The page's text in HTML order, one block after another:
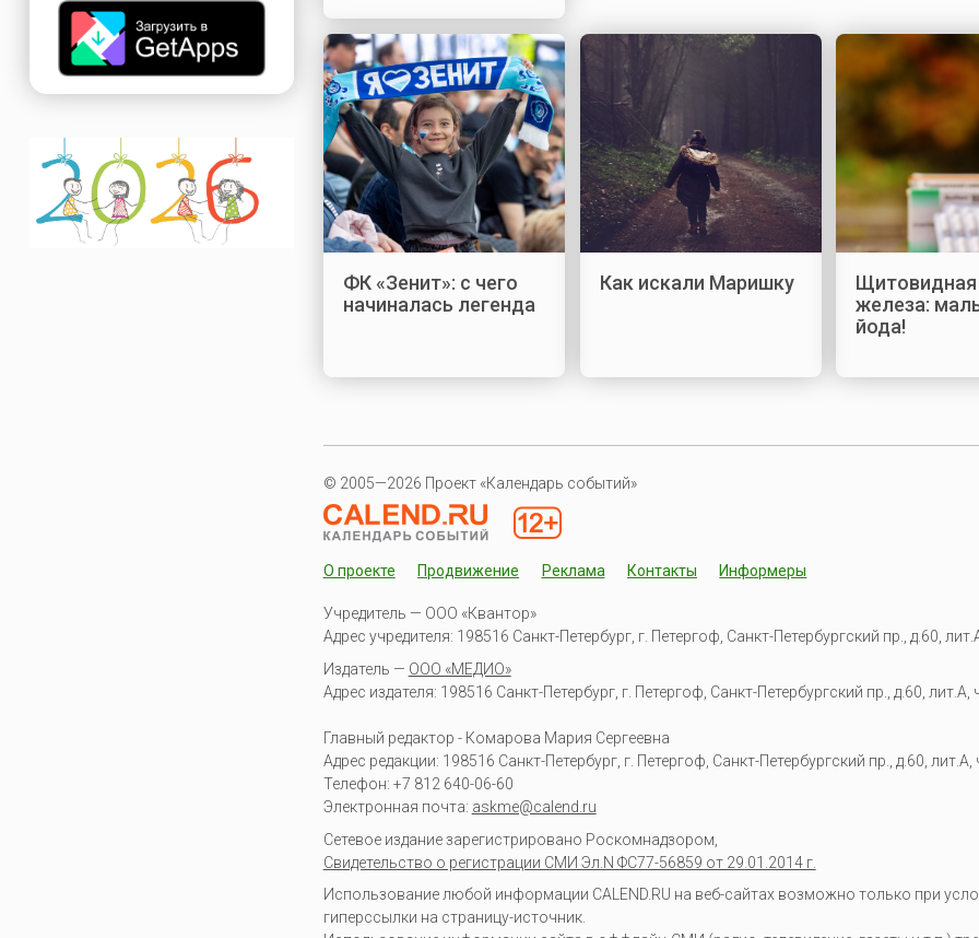
ФК «Зенит»: с чего
начиналась легенда
Как искали Маришку
Щитовидная
железа:
йода!
© 2005—2026 Проект «Календарь событий»
О проекте Продвижение Реклама Контакты Информеры
Учредитель — ООО «Квантор»
Адрес учредителя: 198516 Санкт-Петербург, г. Петергоф, Санкт-Петербургский пр., д.60,
Издатель — ООО «МЕДИО»
Адрес издателя: 198516 Санкт-Петербург, г. Петергоф, Санкт-Петербургский пр., д.60,
Главный редактор - Комарова Мария Сергеевна
Адрес редакции: 198516 Санкт-Петербург, г. Петергоф Санкт-Петербургский пр., д.60,
Телефон: +7 812 640-06-60
Электронная почта: askme@calend.ru
Сетевое издание зарегистрировано Роскомнадзором,
Свидетельство о регистрации СМИ Эл.N ФС77-56859 от 29.01.2014 г.
Использование любой информации CALEND.RU на веб-сайтах возможно только при
гиперссылки на страницу-источник.